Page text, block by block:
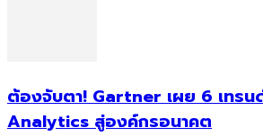
ต้องจับตา! Gartner เผย 6 เทร
Analytics สู่องค์กรอนาคต